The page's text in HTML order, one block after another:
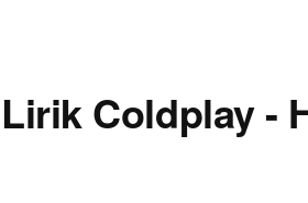
Lirik Coldplay -